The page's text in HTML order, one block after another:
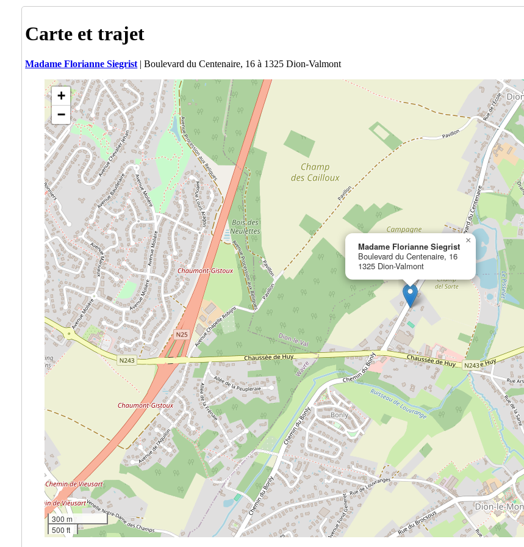
Carte et trajet
Madame Florianne Siegrist | Boulevard du Centenaire, 16 à 1325 Dion-Valmont
Madame Florianne Siegrist
Boulevard du Centenaire, 16
1325 Dion-Valmont
×
+
−
300 m
500 ft